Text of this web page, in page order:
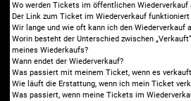
Wo werden Tickets im öffentlichen Wiederverkauf
Der Link zum Ticket im Wiederverkauf
Wir lange und wie oft kann ich den Wiederverkauf
Worin besteht der Unterschied zwischen
meines Wiederkaufs?
Wann endet der Wiederverkauf?
Was passiert mit meinem Ticket, wenn es
Wie läuft die Erstattung, wenn ich mein Ticket
Was passiert, wenn meine Tickets im